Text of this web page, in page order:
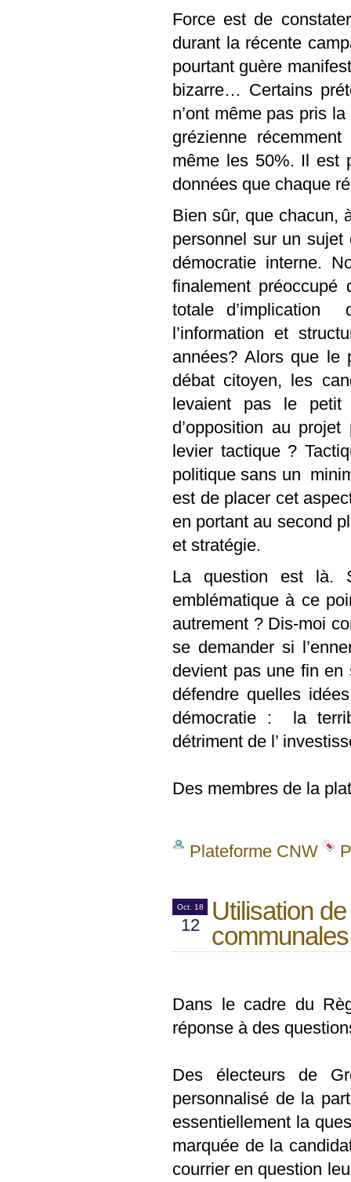
Force est de
durant la récente
pourtant guère
bizarre… Certains
n’ont même pas pris
grézienne
même les 50%. Il est
données que chaque
Bien sûr, que chacun,
personnel sur un
démocratie interne.
finalement
totale d’implication
l’information et
années? Alors que le
débat citoyen, les
levaient pas le petit
d’opposition au
levier tactique ?
politique sans un
est de placer cet
en portant au second
et stratégie.
La question est là.
emblématique à ce
autrement ? Dis-moi
se demander si
devient pas une fin
défendre quelles
démocratie :
la
détriment de l’
Des membres de la
Plateforme CNW
Oct. 18
12
Utilisation
Dans le cadre du
réponse à des
Des électeurs de
personnalisé de la
essentiellement la
marquée de la
courrier en question